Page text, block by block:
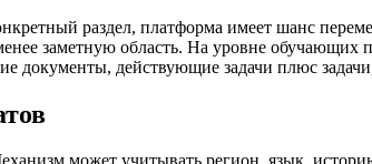
раздел, платформа имеет шанс
заметную область. На уровне
документы, действующие задачи плюс